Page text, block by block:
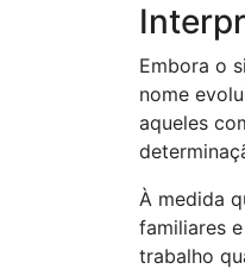
Embora o
nome
aqueles
À medida
familiares
trabalho